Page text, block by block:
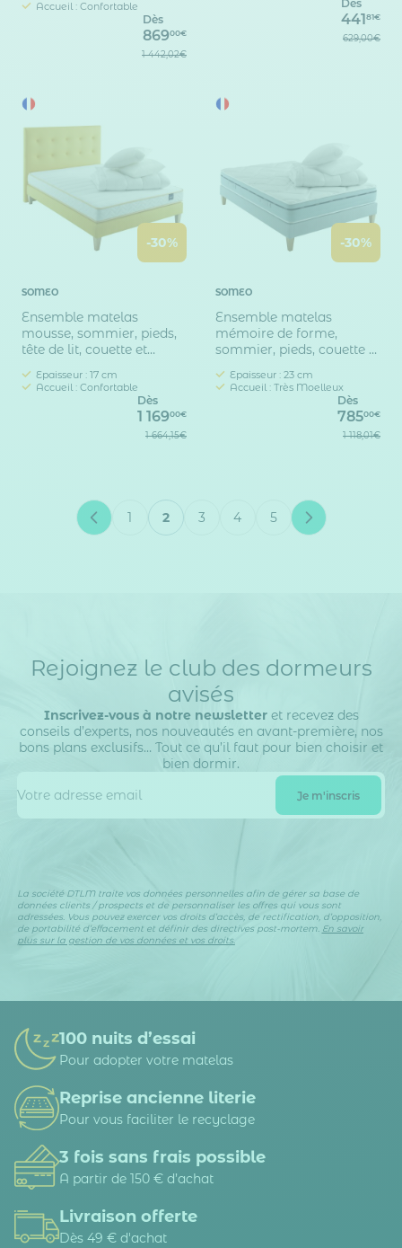
Accueil : Confortable
Dès
86900€
1 442,02€
Dès
44181€
629,00€
-30%
SOMEO
Ensemble matelas
mousse, sommier, pieds,
tête de lit, couette et
SOMEO
Epaisseur : 17 cm
Accueil : Confortable
Dès
1 16900€
1 664,15€
-30%
SOMEO
Ensemble matelas
mémoire de forme,
sommier, pieds, couette et
SOMEO
Epaisseur : 23 cm
Accueil : Très Moelleux
Dès
78500€
1 118,01€
Page
1
Vous lisez actuellement la page
2
3
4
Page
5
Rejoignez le club des dormeurs
avisés
Inscrivez-vous à notre newsletteret recevez des
conseils d’experts, nos nouveautés en avant-première, nos
bons plans exclusifs… Tout ce qu’il faut pour bien choisir et
bien dormir.
La société DTLM traite vos données personnelles afin de gérer sa base de
données clients / prospects et de personnaliser les offres qui vous sont
adressées. Vous pouvez exercer vos droits d’accès, de rectification, d’opposition,
de portabilité d’effacement et définir des directives post-mortem. En savoir
plus sur la gestion de vos données et vos droits.
100 nuits d’essai
Pour adopter votre matelas
Reprise ancienne literie
Pour vous faciliter le recyclage
3 fois sans frais possible
A partir de 150 € d’achat
Livraison offerte
Dès 49 € d'achat